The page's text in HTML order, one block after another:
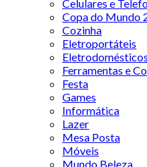
Celulares e
Copa do Mundo
Cozinha
Eletroportáteis
Eletrodomésticos
Ferramentas e
Festa
Games
Informática
Lazer
Mesa Posta
Móveis
Mundo Beleza